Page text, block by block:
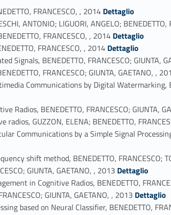
FRANCESCO, , 2014 Link identifier #identifier_person_172646-59
Dettaglio
ANTONIO; LIGUORI, ANGELO; BENEDETTO,
FRANCESCO, , 2014 Link identifier #identifier_person_147539-61
Dettaglio
FRANCESCO, , 2014 Link identifier #identifier_person_158952-62
Dettaglio
BENEDETTO, FRANCESCO; GIUNTA,
FRANCESCO; GIUNTA, GAETANO, ,
Communications by Digital Watermarking,
BENEDETTO, FRANCESCO; GIUNTA,
GUZZON, ELENA; BENEDETTO,
Communications by a Simple Signal Processing
shift method, BENEDETTO, FRANCESCO;
GIUNTA, GAETANO, , 2013Link identifier #identifier_person_33089-70
Dettaglio
in Cognitive Radios, BENEDETTO,
GIUNTA, GAETANO, , 2013 Link identifier #identifier_person_167186-72
Dettaglio
based on Neural Classifier, BENEDETTO,